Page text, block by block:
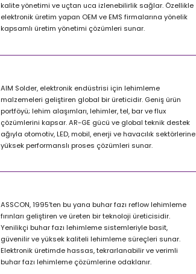
kalite yönetimi ve uçtan uca izlenebilirlik sağlar. Özellikle
elektronik üretim yapan OEM ve EMS firmalarına yönelik
kapsamlı üretim yönetimi çözümleri sunar.
AIM Solder, elektronik endüstrisi için lehimleme
malzemeleri geliştiren global bir üreticidir. Geniş ürün
portföyü; lehim alaşımları, lehimler, tel, bar ve flux
çözümlerini kapsar. AR-GE gücü ve global teknik destek
ağıyla otomotiv, LED, mobil, enerji ve havacılık sektörlerine
yüksek performanslı proses çözümleri sunar.
ASSCON, 1995’ten bu yana buhar fazı reflow lehimleme
fırınları geliştiren ve üreten bir teknoloji üreticisidir.
Yenilikçi buhar fazı lehimleme sistemleriyle basit,
güvenilir ve yüksek kaliteli lehimleme süreçleri sunar.
Elektronik üretimde hassas, tekrarlanabilir ve verimli
buhar fazı lehimleme çözümlerine odaklanır.